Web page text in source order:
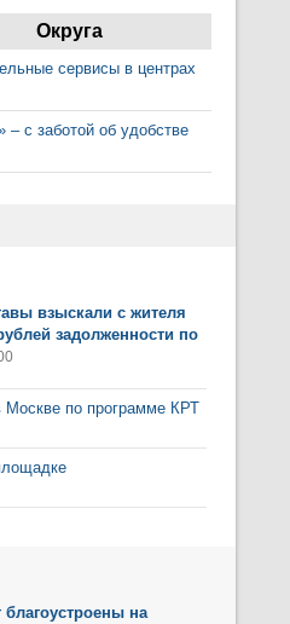
Округа
сервисы в центрах
с заботой об удобстве
взыскали с жителя
задолженности по
Москве по программе КРТ
на